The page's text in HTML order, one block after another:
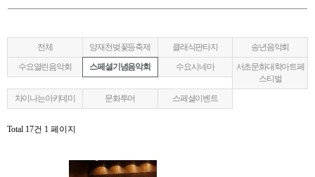
전체 양재천벚꽃등축제 클래식판타지
송년음악회
수요열린음악회
스페셜기념음악회 수요시네마
서초문화대학아트페
스티벌
차이나는아카데미
문화투어 스페셜이벤트
Total 17건 1 페이지